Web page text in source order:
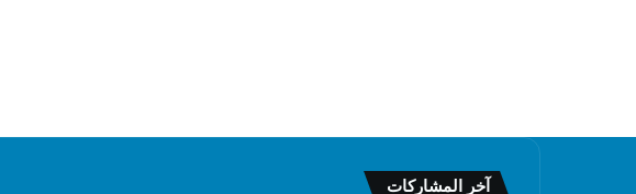
آخر المشاركات